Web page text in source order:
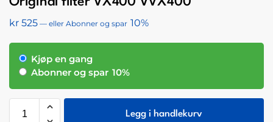
kr 525 — eller Abonner og spar 10%
Kjøp en gang
Abonner og spar 10%
Legg i handlekurv